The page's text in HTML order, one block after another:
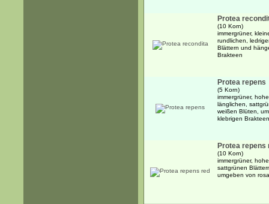
Protea
(10 Korn)
immergrüner,
rundlichen,
Blättern und
Brakteen
Protea repens
(5 Korn)
immergrüner,
länglichen,
weißen Blüten,
klebrigen
Protea repens
(10 Korn)
immergrüner,
sattgrünen
umgeben von